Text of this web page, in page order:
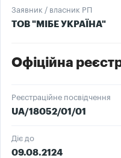
Заявник / власник РП
ТОВ "МІБЕ УКРАЇНА"
Офіційна
Реєстраційне посвідчення
UA/18052/01/01
Діє до
09.08.2124